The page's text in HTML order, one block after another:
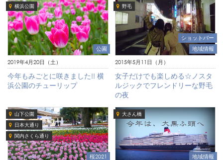
横浜公園
公園
2019年4月20日（土）
今年もみごとに咲きました!! 横
浜公園のチューリップ
野毛
ショットバー
地域情報
2015年5月11日（月）
女子だけでも楽しめる☆ノスタ
ルジックでフレンドリーな野毛
の夜
山下公園
日本大通り
関内さくら通り
桜2021
大さん橋
地域情報